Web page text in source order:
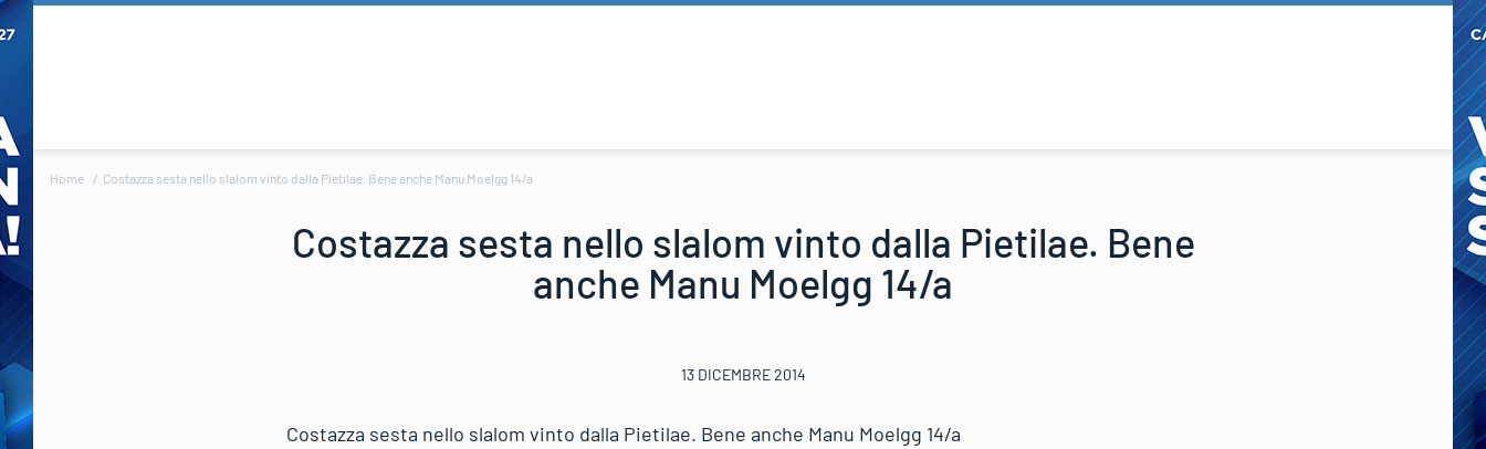
Home Costazza sesta nello slalom vinto dalla Pietilae. Bene anche Manu Moelgg 14/a
Costazza sesta nello slalom vinto dalla Pietilae. Bene
anche Manu Moelgg 14/a
13 DICEMBRE 2014
Costazza sesta nello slalom vinto dalla Pietilae. Bene anche Manu Moelgg 14/a